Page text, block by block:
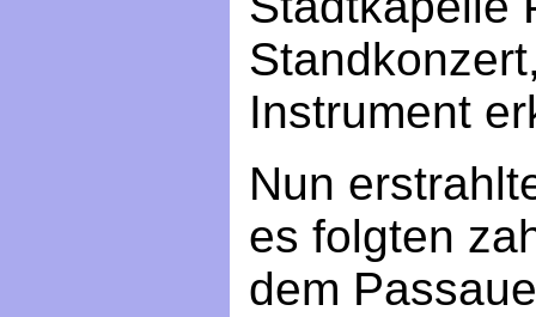
Instrument
Nun
es folgten
dem